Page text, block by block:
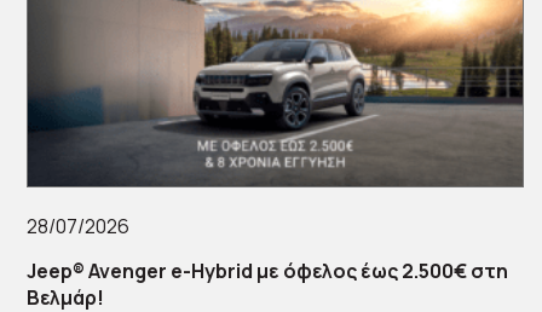
28/07/2026
Jeep® Avenger e-Hybrid με όφελος έως 2.500€ στη
Βελμάρ!